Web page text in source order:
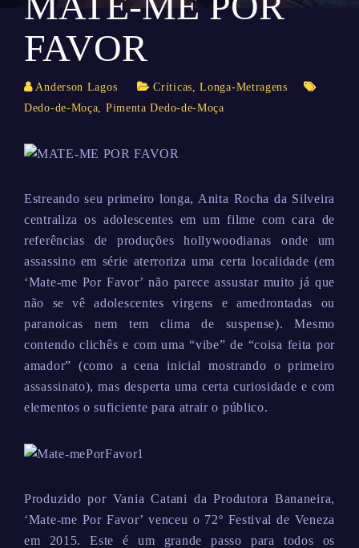
FAVOR
Anderson Lagos Críticas,Longa-Metragens
Dedo-de-Moça, Pimenta Dedo-de-Moça
Estreando seu primeiro longa, Anita Rocha da Silveira
centraliza os adolescentes em um filme com cara de
referências de produções hollywoodianas onde um
assassino em série aterroriza uma certa localidade (em
‘Mate-me Por Favor’ não parece assustar muito já que
não se vê adolescentes virgens e amedrontadas ou
paranoicas nem tem clima de suspense). Mesmo
contendo clichês e com uma “vibe” de “coisa feita por
amador” (como a cena inicial mostrando o primeiro
assassinato), mas desperta uma certa curiosidade e com
elementos o suficiente para atrair o público.
Produzido por Vania Catani da Produtora Bananeira,
‘Mate-me Por Favor’ venceu o 72º Festival de Veneza
em 2015. Este é um grande passo para todos os